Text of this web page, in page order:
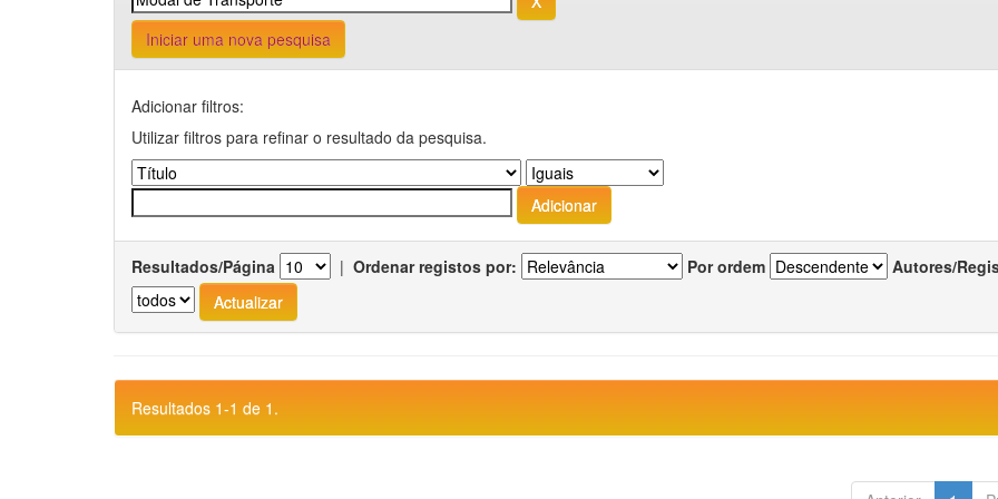
Iniciar uma nova pesquisa
Adicionar filtros:
Utilizar filtros para refinar o resultado da pesquisa.
Resultados/Página | Ordenar registos por: Por ordem Autores/
Resultados 1-1 de 1.